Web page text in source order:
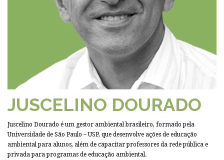
JUSCELINO DOURADO
Juscelino Dourado é um gestor ambiental brasileiro, formado pela
Universidade de São Paulo – USP, que desenvolve ações de educação
ambiental para alunos, além de capacitar professores da rede pública e
privada para programas de educação ambiental.